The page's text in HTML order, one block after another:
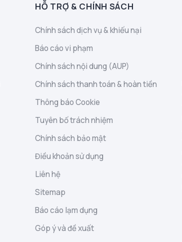
HỖ TRỢ & CHÍNH SÁCH
Chính sách dịch vụ & khiếu nại
Báo cáo vi phạm
Chính sách nội dung (AUP)
Chính sách thanh toán & hoàn tiền
Thông báo Cookie
Tuyên bố trách nhiệm
Chính sách bảo mật
Điều khoản sử dụng
Liên hệ
Sitemap
Báo cáo lạm dụng
Góp ý và đề xuất